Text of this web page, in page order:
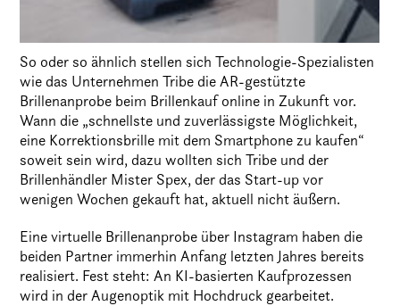
So oder so ähnlich stellen sich Technologie-Spezialisten
wie das Unternehmen Tribe die AR-gestützte
Brillenanprobe beim Brillenkauf online in Zukunft vor.
Wann die „schnellste und zuverlässigste Möglichkeit,
eine Korrektionsbrille mit dem Smartphone zu kaufen“
soweit sein wird, dazu wollten sich Tribe und der
Brillenhändler Mister Spex, der das Start-up vor
wenigen Wochen gekauft hat, aktuell nicht äußern.
Eine virtuelle Brillenanprobe über Instagram haben die
beiden Partner immerhin Anfang letzten Jahres bereits
realisiert. Fest steht: An KI-basierten Kaufprozessen
wird in der Augenoptik mit Hochdruck gearbeitet.